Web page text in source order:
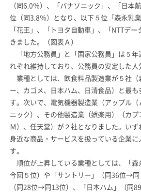
（同6.0％）、「パナソニック」、「日本
位（同3.8％）となり、以下５位「森永乳
「花王」、「トヨタ自動車」、「NTTデ
きました。（図表Ａ）
「地方公務員」と「国家公務員」は５年
れぞれ維持しており、公務員の安定した人
業種としては、飲食料品製造業が５社（
ー、カゴメ、日本ハム、日清食品）と最も
す。次いで、電気機器製造業（アップル（
ニック）、その他製造業（娯楽用）（カプ
Ｍ）、任天堂）が２社となりました。い
身近な商品・サービスを扱っている企業に
す。
順位が上昇している業種としては、「
今回５位）や「サントリー」（同36位→同
（同28位→同13位）、「日本ハム」（同